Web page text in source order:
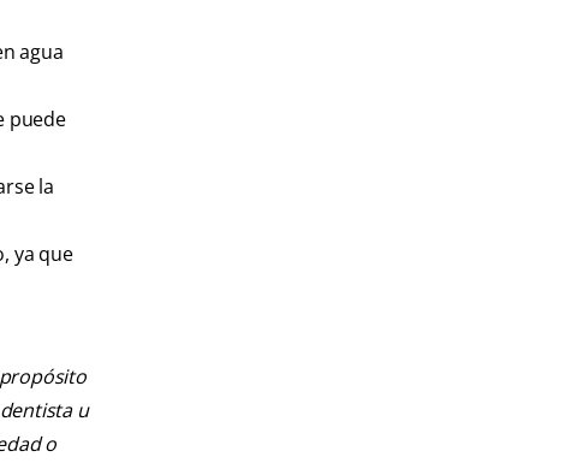
agua
puede
la
ya que
u
o